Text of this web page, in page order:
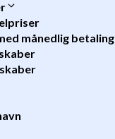
månedlig betaling